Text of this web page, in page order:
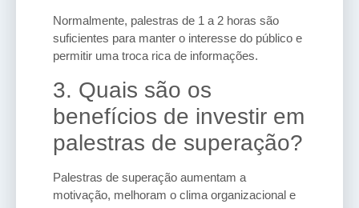
Normalmente, palestras de 1 a 2 horas são
suficientes para manter o interesse do público e
permitir uma troca rica de informações.
3. Quais são os
benefícios de investir em
palestras de superação?
Palestras de superação aumentam a
motivação, melhoram o clima organizacional e